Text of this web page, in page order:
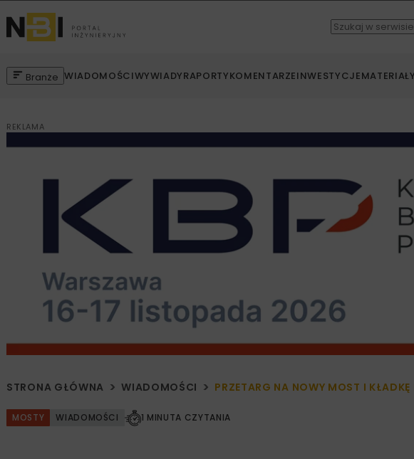
Branże WIADOMOŚCIWYWIADYRAPORTYKOMENTARZEINWESTYCJEMATERIAŁY
REKLAMA
STRONA GŁÓWNA WIADOMOŚCI PRZETARG NA NOWY MOST I
MOSTY WIADOMOŚCI 1 MINUTA CZYTANIA